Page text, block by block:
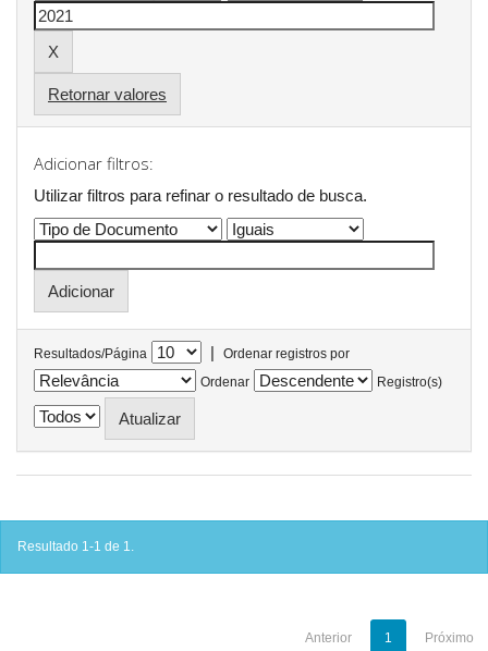
Retornar valores
Adicionar filtros:
Utilizar filtros para refinar o resultado de busca.
Resultados/Página |
Ordenar registros por
Ordenar
Registro(s)
Resultado 1-1 de 1.
Anterior 1 Próximo